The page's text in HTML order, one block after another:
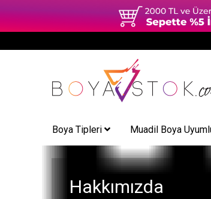
Boya Tipleri Muadil Boya
Hakkımızda